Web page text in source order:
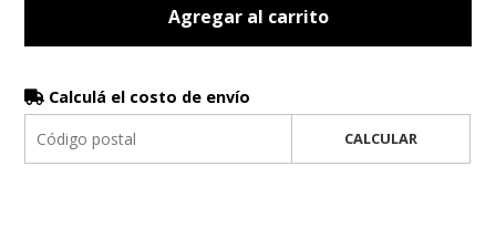
Agregar al carrito
Calculá el costo de envío
CALCULAR